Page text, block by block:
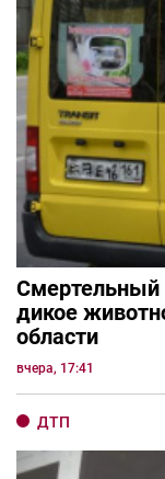
Смертельный
дикое
области
вчера, 17:41
ДТП